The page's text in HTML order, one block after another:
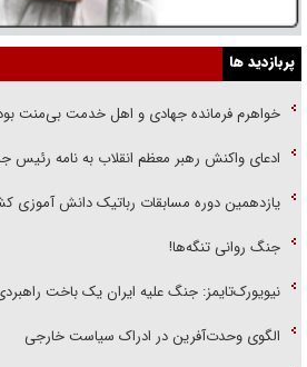
پربازدید ها
خواهرم فرمانده جهادی و اهل خدمت بی‌منت
ادعای واکنش رهبر معظم انقلاب به نامه
یازدهمین دوره مسابقات رباتیک دانش آموزی
جنگ روانی تنگه‌ها!
نیویورک‌تایمز: جنگ علیه ایران یک باخت
الگوی وحدت‌آفرین در ادراک سیاست خارجی